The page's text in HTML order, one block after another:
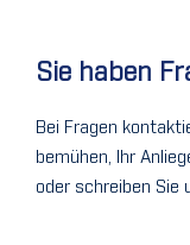
Sie haben
Bei Fragen
bemühen, Ihr
oder schreiben Sie